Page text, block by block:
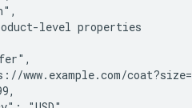
level properties
www.example.com/